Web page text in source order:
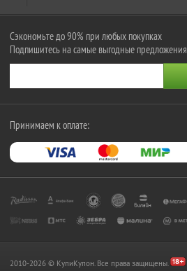
Сэкономьте до 90% при любых покупках
Подпишитесь на самые выгодные предложения
Принимаем к оплате:
2010-2026 © КупиКупон. Все права защищены.